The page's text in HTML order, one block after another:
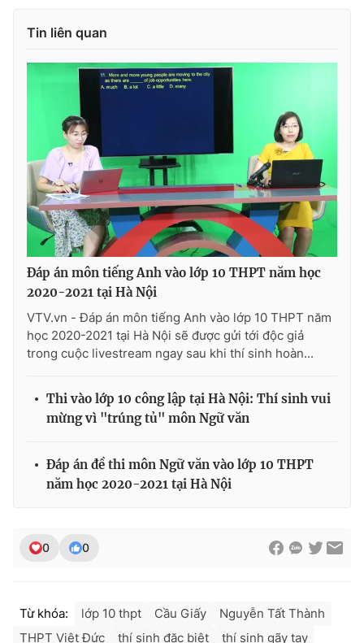
Email: toasoan@vtv.vn
® Cấm sao chép dưới mọi hình thức nếu không có sự chấp
thuận bằng văn bản. Ghi rõ nguồn VTV.vn khi phát hành lại
thông tin từ website này.
Tin liên quan
Đáp án môn tiếng Anh vào lớp 10 THPT năm học
2020-2021 tại Hà Nội
VTV.vn - Đáp án môn tiếng Anh vào lớp 10 THPT năm
học 2020-2021 tại Hà Nội sẽ được gửi tới độc giả
trong cuộc livestream ngay sau khi thí sinh hoàn...
Thi vào lớp 10 công lập tại Hà Nội: Thí sinh vui
mừng vì "trúng tủ" môn Ngữ văn
Đáp án đề thi môn Ngữ văn vào lớp 10 THPT
năm học 2020-2021 tại Hà Nội
0 0
Từ khóa: lớp 10 thpt Cầu Giấy
Nguyễn Tất Thành
THPT Việt Đức
thí sinh đặc biệt
thí sinh gãy tay